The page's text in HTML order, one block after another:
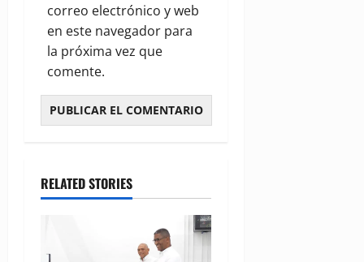
correo electrónico y web
en este navegador para
la próxima vez que
comente.
RELATED STORIES